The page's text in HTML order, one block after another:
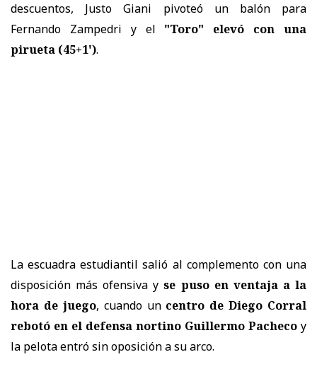
descuentos, Justo Giani pivoteó un balón para
Fernando Zampedri y el "Toro" elevó con una
pirueta (45+1').
La escuadra estudiantil salió al complemento con una
disposición más ofensiva yse puso en ventaja a la
hora de juego, cuando uncentro de Diego Corral
rebotó en el defensa nortino Guillermo Pacheco y
la pelota entró sin oposición a su arco.